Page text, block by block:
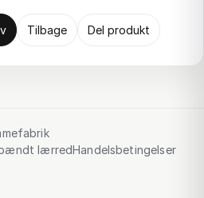
Tilbage Del produkt
lærredHandelsbetingelser